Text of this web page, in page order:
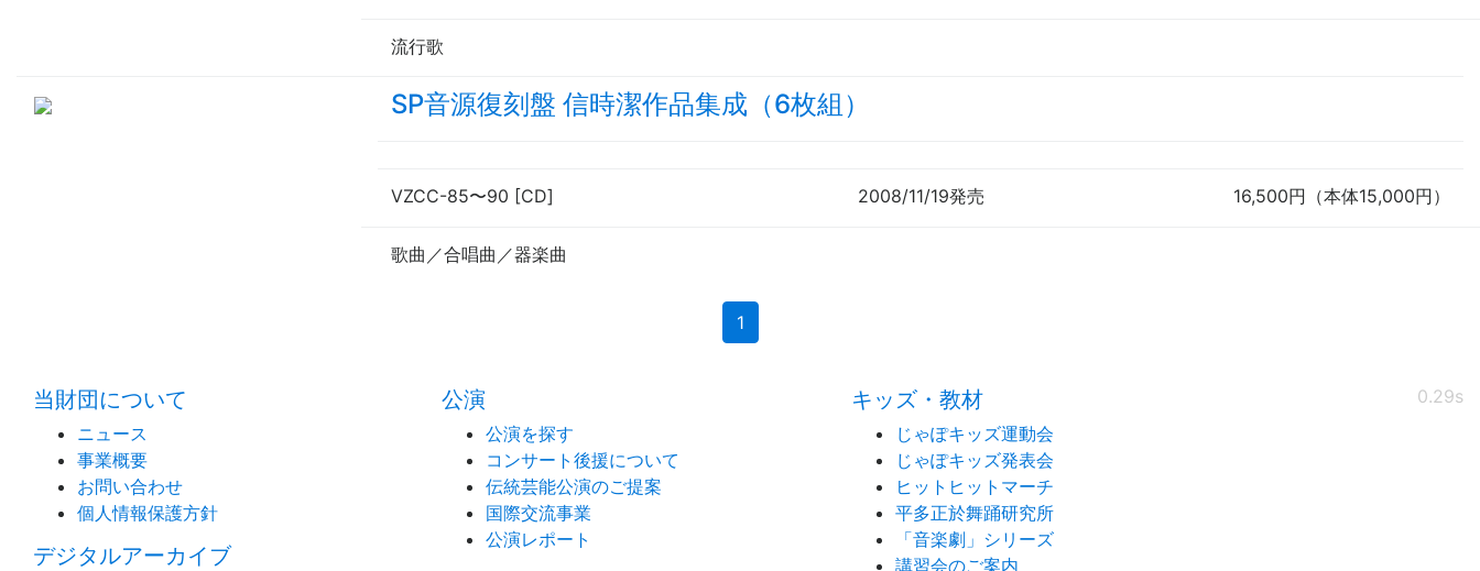
流行歌
SP音源復刻盤 信時潔作品集成（6枚組）
VZCC-85〜90 [CD] 2008/11/19発売 16,500円（本体15,000円）
歌曲／合唱曲／器楽曲
1(current)
0.29s
当財団について
ニュース
事業概要
お問い合わせ
個人情報保護方針
デジタルアーカイブ
公演
公演を探す
コンサート後援について
伝統芸能公演のご提案
国際交流事業
公演レポート
キッズ・教材
じゃぽキッズ運動会
じゃぽキッズ発表会
ヒットヒットマーチ
平多正於舞踊研究所
「音楽劇」シリーズ
講習会のご案内